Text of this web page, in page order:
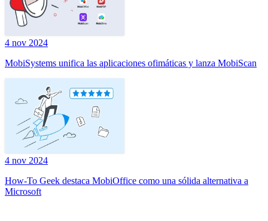
4 nov 2024
MobiSystems unifica las aplicaciones ofimáticas y lanza MobiScan
4 nov 2024
How-To Geek destaca MobiOffice como una sólida alternativa a
Microsoft